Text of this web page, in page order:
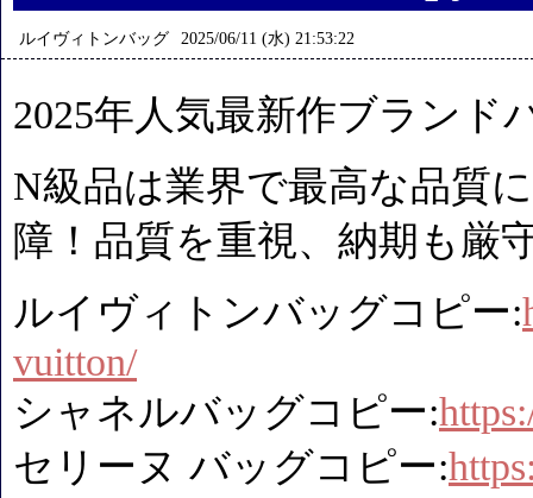
ルイヴィトンバッグ 2025/06/11 (水) 21:53:22
2025年人気最新作ブランド
N級品は業界で最高な品質
障！品質を重視、納期も厳
ルイヴィトンバッグコピー:
vuitton/
シャネルバッグコピー:
セリーヌ バッグコピー: